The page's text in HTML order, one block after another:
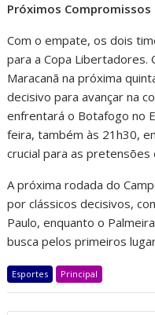
Próximos Compromissos
Com o empate, os dois
para a Copa Libertadores.
Maracanã na próxima
decisivo para avançar na
enfrentará o Botafogo no
feira, também às 21h30,
crucial para as
A próxima rodada do
por clássicos decisivos,
Paulo, enquanto o
busca pelos primeiros
Esportes Principal